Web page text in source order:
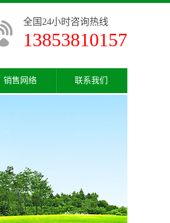
全国24小时咨询热线
13853810157
销售网络 联系我们